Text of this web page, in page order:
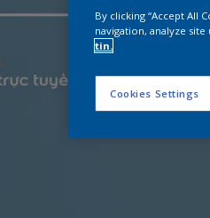
By clicking “Accept All
navigation, analyze
tin.
Cookies Settings